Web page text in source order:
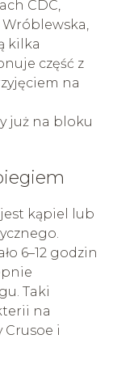
CDC,
kilka
część z
na
już na bloku
kąpiel lub
6–12 godzin
Taki
na
Crusoe i